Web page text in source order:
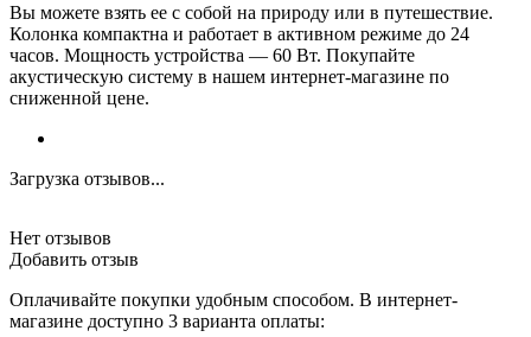
Вы можете взять ее с собой на природу или в путешествие.
Колонка компактна и работает в активном режиме до 24
часов. Мощность устройства — 60 Вт. Покупайте
акустическую систему в нашем интернет-магазине по
сниженной цене.
Загрузка отзывов...
Нет отзывов
Добавить отзыв
Оплачивайте покупки удобным способом. В интернет-
магазине доступно 3 варианта оплаты: